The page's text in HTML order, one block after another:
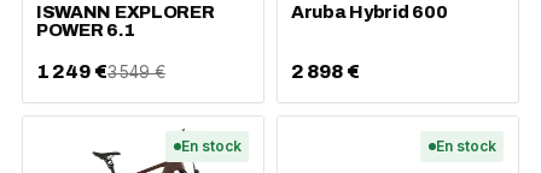
ISWANN EXPLORER
POWER 6.1
1 249 €3 549 €
Aruba Hybrid 600
2 898 €
En stock En stock